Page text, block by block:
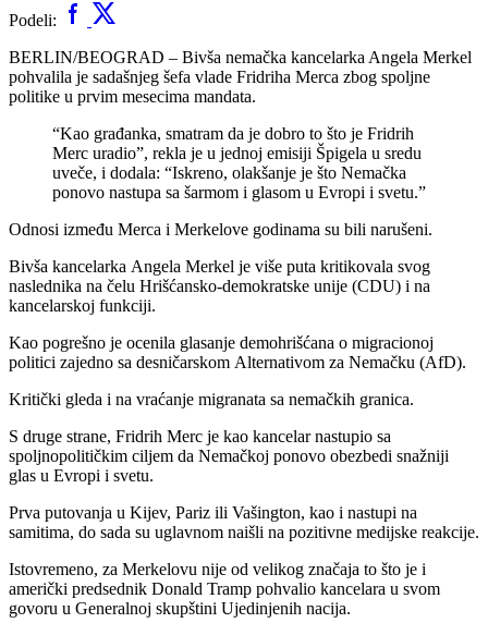
Podeli:
BERLIN/BEOGRAD – Bivša nemačka kancelarka Angela Merkel
pohvalila je sadašnjeg šefa vlade Fridriha Merca zbog spoljne
politike u prvim mesecima mandata.
“Kao građanka, smatram da je dobro to što je Fridrih
Merc uradio”, rekla je u jednoj emisiji Špigela u sredu
uveče, i dodala: “Iskreno, olakšanje je što Nemačka
ponovo nastupa sa šarmom i glasom u Evropi i svetu.”
Odnosi između Merca i Merkelove godinama su bili narušeni.
Bivša kancelarka Angela Merkel je više puta kritikovala svog
naslednika na čelu Hrišćansko-demokratske unije (CDU) i na
kancelarskoj funkciji.
Kao pogrešno je ocenila glasanje demohrišćana o migracionoj
politici zajedno sa desničarskom Alternativom za Nemačku (AfD).
Kritički gleda i na vraćanje migranata sa nemačkih granica.
S druge strane, Fridrih Merc je kao kancelar nastupio sa
spoljnopolitičkim ciljem da Nemačkoj ponovo obezbedi snažniji
glas u Evropi i svetu.
Prva putovanja u Kijev, Pariz ili Vašington, kao i nastupi na
samitima, do sada su uglavnom naišli na pozitivne medijske reakcije.
Istovremeno, za Merkelovu nije od velikog značaja to što je i
američki predsednik Donald Tramp pohvalio kancelara u svom
govoru u Generalnoj skupštini Ujedinjenih nacija.